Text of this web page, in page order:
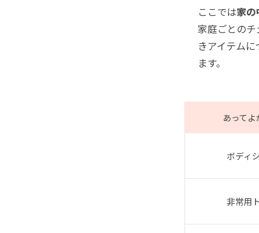
ここでは家
家庭ごとの
きアイテム
ます。
あってよ
ボディ
非常用